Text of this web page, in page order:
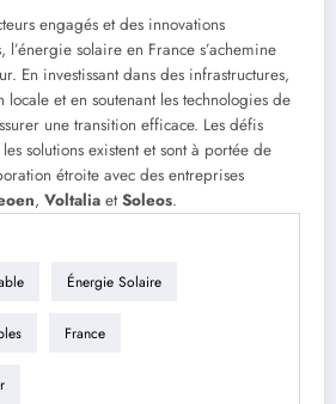
engagés et des innovations
l’énergie solaire en France s’achemine
En investissant dans des infrastructures,
locale et en soutenant les technologies de
une transition efficace. Les défis
solutions existent et sont à portée de
étroite avec des entreprises
, Voltalia etSoleos.
Énergie Solaire
France